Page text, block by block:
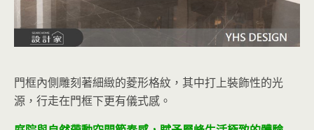
門框內側雕刻著細緻的菱形格紋，其中打上裝飾性的光
源，行走在門框下更有儀式感。